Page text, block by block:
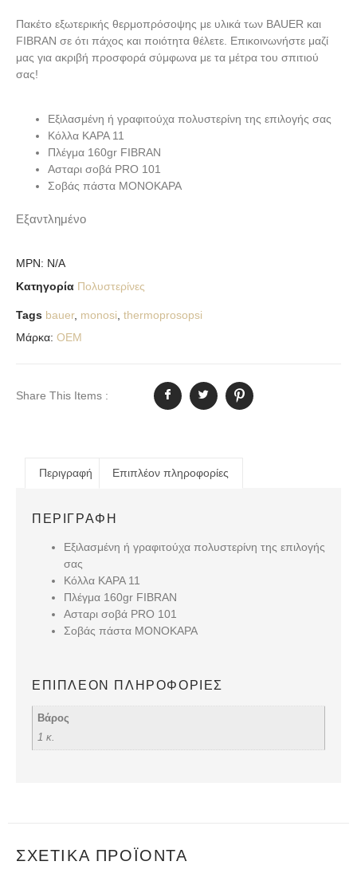
Πακέτο εξωτερικής θερμοπρόσοψης με υλικά των BAUER και
FIBRAN σε ότι πάχος και ποιότητα θέλετε. Επικοινωνήστε μαζί
μας για ακριβή προσφορά σύμφωνα με τα μέτρα του σπιτιού
σας!
Εξιλασμένη ή γραφιτούχα πολυστερίνη της επιλογής σας
Κόλλα KAPA 11
Πλέγμα 160gr FIBRAN
Ασταρι σοβά PRO 101
Σοβάς πάστα MONOKAPA
Εξαντλημένο
MPN: N/A
Κατηγορία Πολυστερίνες
Tags bauer, monosi thermoprosopsi
Μάρκα: OEM
Share This Items :
Περιγραφή Επιπλέον πληροφορίες
ΠΕΡΙΓΡΑΦΉ
Εξιλασμένη ή γραφιτούχα πολυστερίνη της επιλογής
σας
Κόλλα KAPA 11
Πλέγμα 160gr FIBRAN
Ασταρι σοβά PRO 101
Σοβάς πάστα MONOKAPA
ΕΠΙΠΛΈΟΝ ΠΛΗΡΟΦΟΡΊΕΣ
Βάρος
1 κ.
ΣΧΕΤΙΚΆ ΠΡΟΪΌΝΤΑ